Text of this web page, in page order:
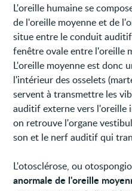
L'oreille humaine se
de l'oreille moyenne et de
situe entre le conduit
fenêtre ovale entre l'oreille
L'oreille moyenne est donc
l'intérieur des osselets
servent à transmettre les
auditif externe vers l'oreille
on retrouve l'organe
son et le nerf auditif qui
L'otosclérose, ou
anormale de l'oreille